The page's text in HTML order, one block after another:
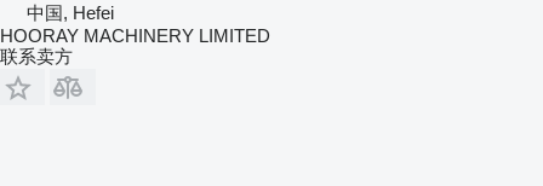
中国, Hefei
HOORAY MACHINERY LIMITED
联系卖方